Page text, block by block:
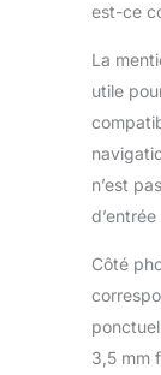
est-ce
La
utile
n’est
Côté
3,5 mm